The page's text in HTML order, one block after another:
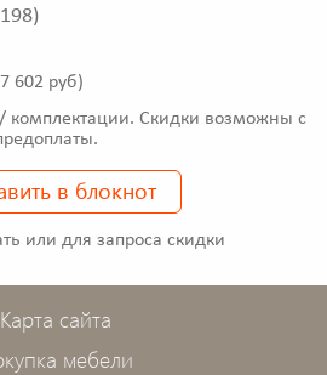
602 руб)
комплектации. Скидки возможны с
в блокнот
или для запроса скидки
Карта сайта
мебели